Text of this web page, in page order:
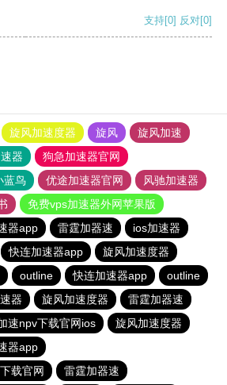
支持[0] 反对[0]
旋风加速度器 旋风
旋风加速
器
狗急加速器官网
蓝鸟 优途加速器官网
风驰加速器
免费vps加速器外网苹果版
器app 雷霆加器速
ios加速器
快连加速器app
旋风加速度器
outline 快连加速器app
outline
器 旋风加速度器
雷霆加器速
速npv下载官网ios
旋风加速度器
器app
载官网
雷霆加器速